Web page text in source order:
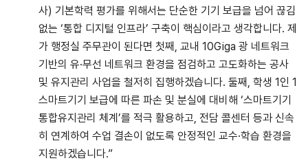
사) 기본학력 평가를 위해서는 단순한 기기 보급을 넘어 끊김
없는 ‘통합 디지털 인프라’ 구축이 핵심이라고 생각합니다. 제
가 행정실 주무관이 된다면 첫째, 교내 10Giga 광 네트워크
기반의 유·무선 네트워크 환경을 점검하고 고도화하는 공사
및 유지관리 사업을 철저히 집행하겠습니다. 둘째, 학생 1인 1
스마트기기 보급에 따른 파손 및 분실에 대비해 ‘스마트기기
통합유지관리 체계’를 적극 활용하고, 전담 콜센터 등과 신속
히 연계하여 수업 결손이 없도록 안정적인 교수·학습 환경을
지원하겠습니다.”